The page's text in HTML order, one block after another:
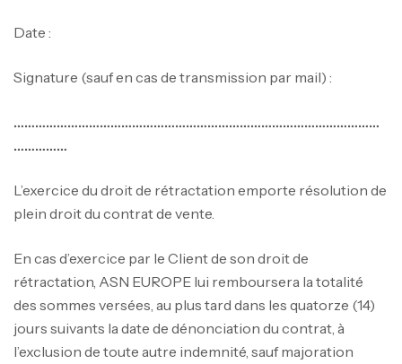
Date :
Signature (sauf en cas de transmission par mail) :
…………………………………………………………………………………………
……………
L’exercice du droit de rétractation emporte résolution de
plein droit du contrat de vente.
En cas d’exercice par le Client de son droit de
rétractation, ASN EUROPE lui remboursera la totalité
des sommes versées, au plus tard dans les quatorze (14)
jours suivants la date de dénonciation du contrat, à
l’exclusion de toute autre indemnité, sauf majoration